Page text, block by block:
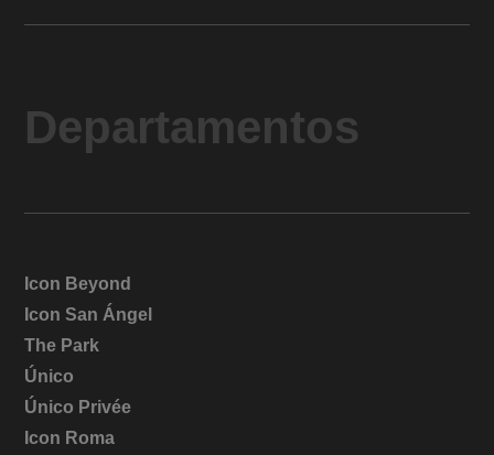
Departamentos
Icon Beyond
Icon San Ángel
The Park
Único
Único Privée
Icon Roma